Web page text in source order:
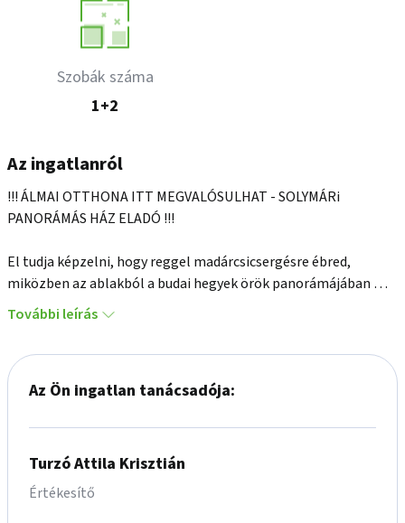
Szobák száma
1+2
Az ingatlanról
!!! ÁLMAI OTTHONA ITT MEGVALÓSULHAT - SOLYMÁRi
PANORÁMÁS HÁZ ELADÓ !!!
El tudja képzelni, hogy reggel madárcsicsergésre ébred,
miközben az ablakból a budai hegyek örök panorámájában
gyönyörködik? Hogy otthonát mindig beragyogja a napfény, és
Most lehetősége van mindezt valóra váltani!
továbbá egy 8 m2-es kisház/tároló is helyet kapott telken.
A ház beosztása:
További leírás
Az Ön ingatlan tanácsadója:
Turzó Attila Krisztián
Értékesítő